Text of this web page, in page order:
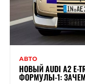
АВТО
НОВЫЙ AUDI A2 E-
ФОРМУЛЫ-1: